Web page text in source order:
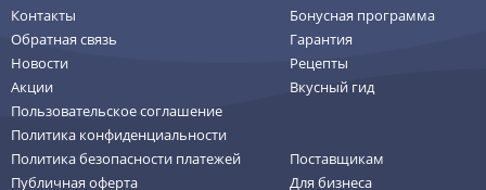
Контакты
Обратная связь
Новости
Акции
Пользовательское соглашение
Политика конфиденциальности
Политика безопасности платежей
Публичная оферта
Бонусная программа
Гарантия
Рецепты
Вкусный гид
Поставщикам
Для бизнеса